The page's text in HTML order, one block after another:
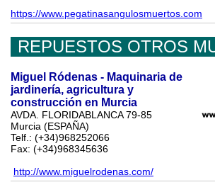
https://www.pegatinasangulosmuertos.com
REPUESTOS OTROS
Miguel Ródenas - Maquinaria de
jardinería, agricultura y
construcción en Murcia
AVDA. FLORIDABLANCA 79-85
Murcia (ESPAÑA)
Telf.: (+34)968252066
Fax: (+34)968345636
http://www.miguelrodenas.com/